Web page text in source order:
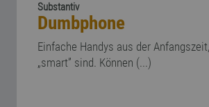
Substantiv
Dumbphone
Einfache Handys aus der
„smart” sind. Können (...)